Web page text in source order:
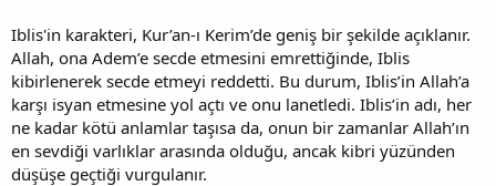
Iblis'in karakteri, Kur’an-ı Kerim’de geniş bir şekilde açıklanır.
Allah, ona Adem’e secde etmesini emrettiğinde, Iblis
kibirlenerek secde etmeyi reddetti. Bu durum, Iblis’in Allah’a
karşı isyan etmesine yol açtı ve onu lanetledi. Iblis’in adı, her
ne kadar kötü anlamlar taşısa da, onun bir zamanlar Allah’ın
en sevdiği varlıklar arasında olduğu, ancak kibri yüzünden
düşüşe geçtiği vurgulanır.